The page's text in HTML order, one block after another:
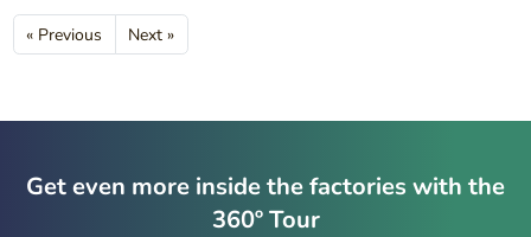
« Previous Next »
Get even more inside the factories with the
360º Tour